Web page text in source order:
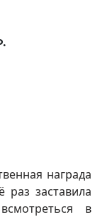
награда
раз заставила
в